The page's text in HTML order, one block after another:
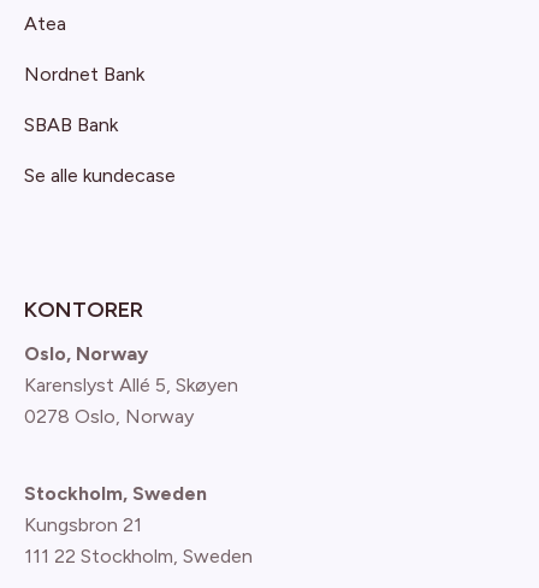
Atea
Nordnet Bank
SBAB Bank
Se alle kundecase
KONTORER
Oslo, Norway
Karenslyst Allé 5, Skøyen
0278 Oslo, Norway
Stockholm, Sweden
Kungsbron 21
111 22 Stockholm, Sweden